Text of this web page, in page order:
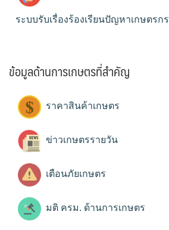
ระบบรับเรื่องร้องเรียนปัญหาเกษตรกร
ข้อมูลด้านการเกษตรที่สำคัญ
ราคาสินค้าเกษตร
ข่าวเกษตรรายวัน
เตือนภัยเกษตร
มติ ครม. ด้านการเกษตร